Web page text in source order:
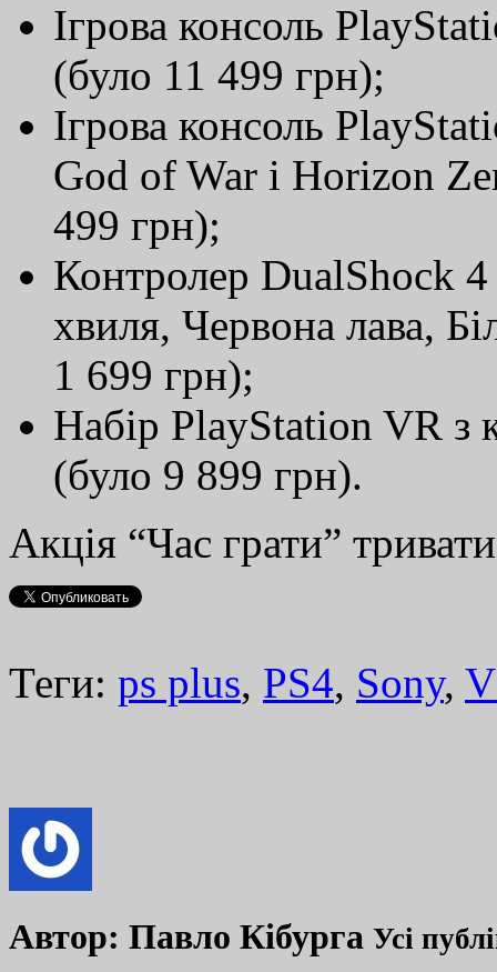
Ігрова консоль
(було 11 499 грн);
Ігрова консоль
God of War і Horizon
499 грн);
Контролер DualShock
хвиля, Червона лава,
1 699 грн);
Набір PlayStation VR з
(було 9 899 грн).
Акція “Час грати”
Теги: ps plus, PS4, Sony,
Автор: Павло Кібурга Усі